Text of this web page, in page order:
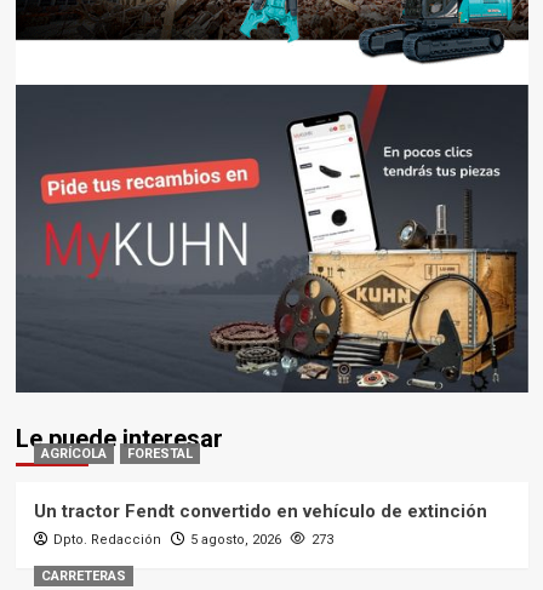
Le puede interesar
AGRÍCOLA FORESTAL
Un tractor Fendt convertido en vehículo de extinción
Dpto. Redacción 5 agosto, 2026 273
CARRETERAS